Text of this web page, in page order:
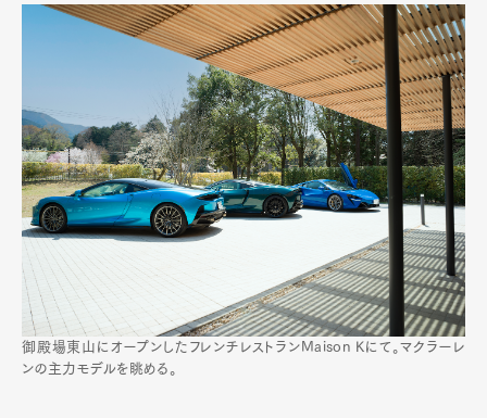
Pen Membership
Magazine
Official Columnist
About
Contact
Pen international Pen tw
御殿場東山にオープンしたフレンチレストランMaison Kにて。マクラーレ
ンの主力モデルを眺める。